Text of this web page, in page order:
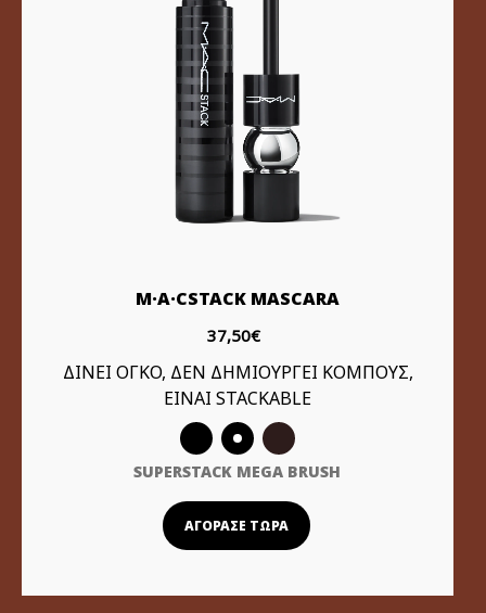
M·A·CSTACK MASCARA
37,50€
ΔΙΝΕΙ ΟΓΚΟ, ΔΕΝ ΔΗΜΙΟΥΡΓΕΙ ΚΟΜΠΟΥΣ,
ΕΙΝΑΙ STACKABLE
SUPERSTACK MEGA BRUSH
ΑΓΟΡΑΣΕ ΤΩΡΑ